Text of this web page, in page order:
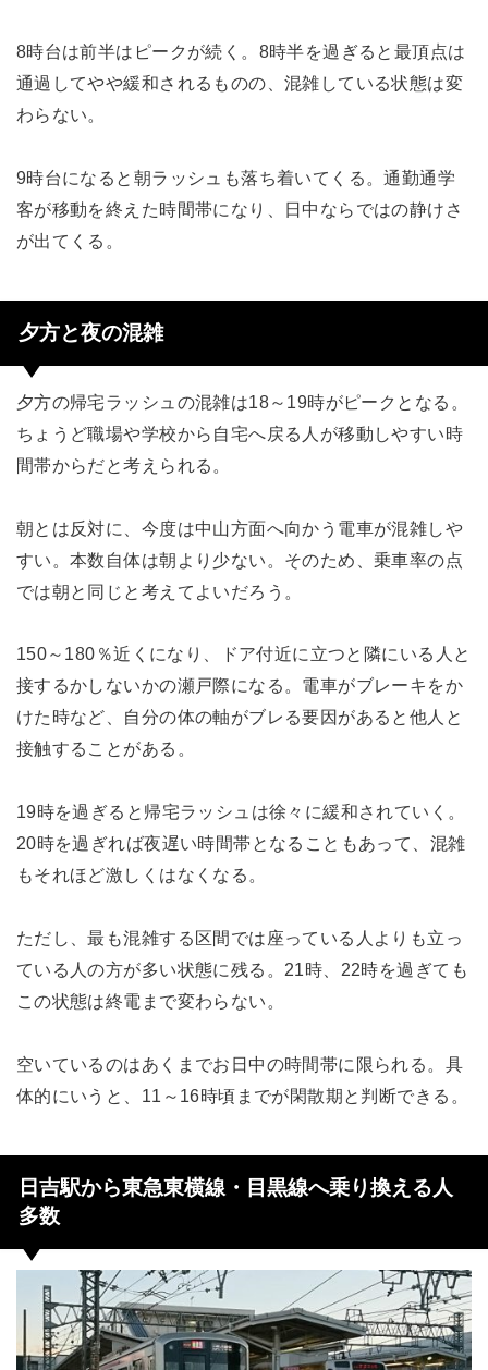
8時台は前半はピークが続く。8時半を過ぎると最頂点は
通過してやや緩和されるものの、混雑している状態は変
わらない。
9時台になると朝ラッシュも落ち着いてくる。通勤通学
客が移動を終えた時間帯になり、日中ならではの静けさ
が出てくる。
夕方と夜の混雑
夕方の帰宅ラッシュの混雑は18～19時がピークとなる。
ちょうど職場や学校から自宅へ戻る人が移動しやすい時
間帯からだと考えられる。
朝とは反対に、今度は中山方面へ向かう電車が混雑しや
すい。本数自体は朝より少ない。そのため、乗車率の点
では朝と同じと考えてよいだろう。
150～180％近くになり、ドア付近に立つと隣にいる人と
接するかしないかの瀬戸際になる。電車がブレーキをか
けた時など、自分の体の軸がブレる要因があると他人と
接触することがある。
19時を過ぎると帰宅ラッシュは徐々に緩和されていく。
20時を過ぎれば夜遅い時間帯となることもあって、混雑
もそれほど激しくはなくなる。
ただし、最も混雑する区間では座っている人よりも立っ
ている人の方が多い状態に残る。21時、22時を過ぎても
この状態は終電まで変わらない。
空いているのはあくまでお日中の時間帯に限られる。具
体的にいうと、11～16時頃までが閑散期と判断できる。
日吉駅から東急東横線・目黒線へ乗り換える人
多数